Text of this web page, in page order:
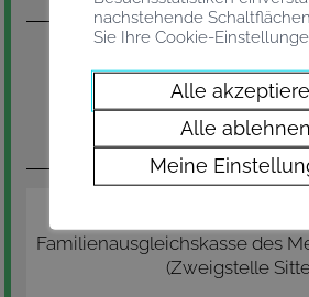
Familienausgleichskasse des
(Zweigstelle
nachstehende
Sie Ihre Cookie-
Alle
Alle ablehnen
Meine